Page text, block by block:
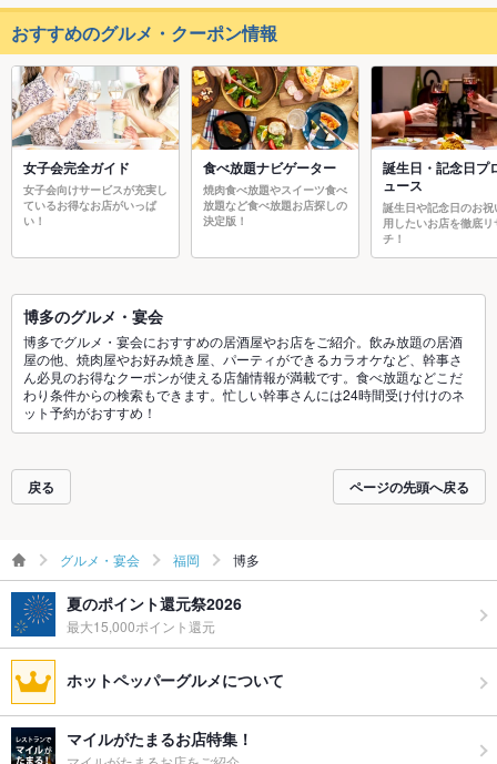
おすすめのグルメ・クーポン情報
女子会完全ガイド
女子会向けサービスが充実し
ているお得なお店がいっぱ
い！
食べ放題ナビゲーター
焼肉食べ放題やスイーツ食べ
放題など食べ放題お店探しの
決定版！
誕生日・記念日プ
ュース
誕生日や記念日のお祝
用したいお店を徹底リ
チ！
博多のグルメ・宴会
博多でグルメ・宴会におすすめの居酒屋やお店をご紹介。飲み放題の居酒
屋の他、焼肉屋やお好み焼き屋、パーティができるカラオケなど、幹事さ
ん必見のお得なクーポンが使える店舗情報が満載です。食べ放題などこだ
わり条件からの検索もできます。忙しい幹事さんには24時間受け付けのネ
ット予約がおすすめ！
戻る ページの先頭へ戻る
グルメ・宴会 福岡 博多
夏のポイント還元祭2026
最大15,000ポイント還元
ホットペッパーグルメについて
マイルがたまるお店特集！